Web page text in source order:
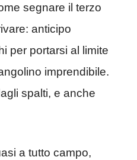
segnare il terzo
anticipo
per portarsi al limite
imprendibile.
spalti, e anche
a tutto campo,